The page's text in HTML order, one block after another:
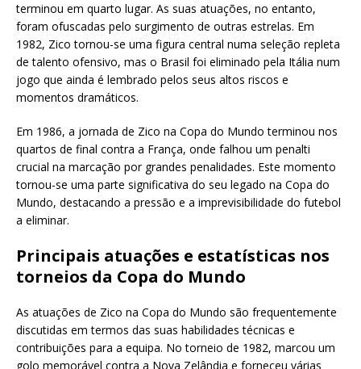
terminou em quarto lugar. As suas atuações, no entanto,
foram ofuscadas pelo surgimento de outras estrelas. Em
1982, Zico tornou-se uma figura central numa seleção repleta
de talento ofensivo, mas o Brasil foi eliminado pela Itália num
jogo que ainda é lembrado pelos seus altos riscos e
momentos dramáticos.
Em 1986, a jornada de Zico na Copa do Mundo terminou nos
quartos de final contra a França, onde falhou um penalti
crucial na marcação por grandes penalidades. Este momento
tornou-se uma parte significativa do seu legado na Copa do
Mundo, destacando a pressão e a imprevisibilidade do futebol
a eliminar.
Principais atuações e estatísticas nos
torneios da Copa do Mundo
As atuações de Zico na Copa do Mundo são frequentemente
discutidas em termos das suas habilidades técnicas e
contribuições para a equipa. No torneio de 1982, marcou um
golo memorável contra a Nova Zelândia e forneceu várias